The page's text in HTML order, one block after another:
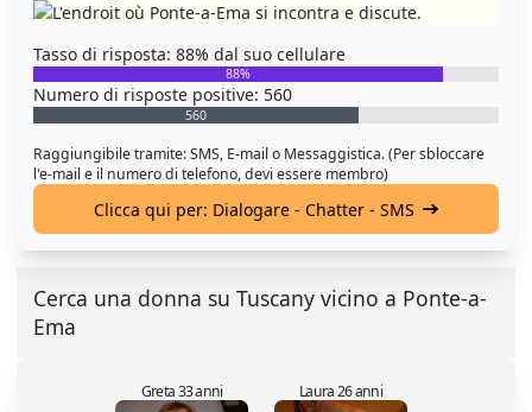
Tasso di risposta: 88% dal suo cellulare
88%
Numero di risposte positive: 560
560
Raggiungibile tramite: SMS, E-mail o Messaggistica. (Per sbloccare
l'e-mail e il numero di telefono, devi essere membro)
Clicca qui per: Dialogare - Chatter - SMS
Cerca una donna su Tuscany vicino a Ponte-a-
Ema
Greta 33 anni Laura 26 anni